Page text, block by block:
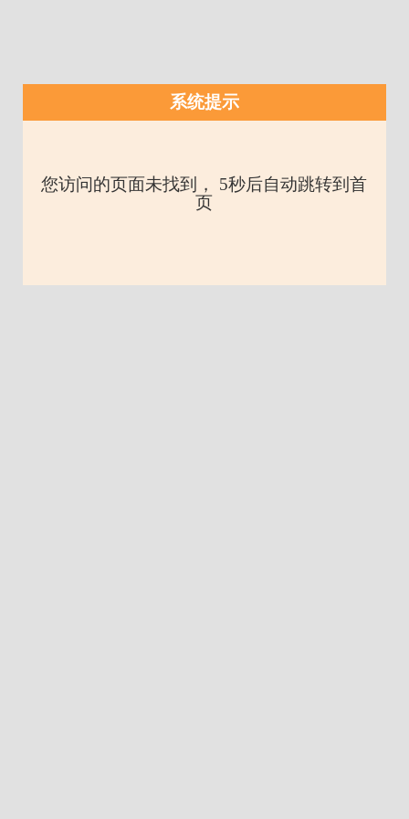
系统提示
您访问的页面未找到， 5秒后自动跳转到首
页